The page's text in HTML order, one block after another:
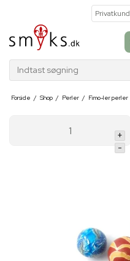
Indtast søgning
Forside / Shop / Perler / Fimo-ler perler
+
-